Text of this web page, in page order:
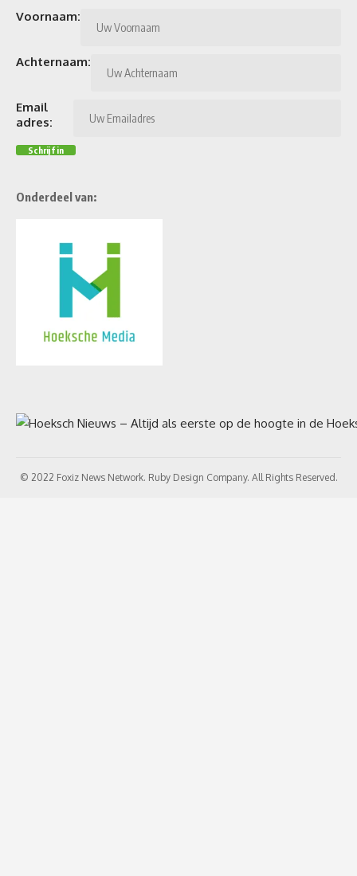
Voornaam:
Achternaam:
Email
adres:
Onderdeel van:
© 2022 Foxiz News Network. Ruby Design Company. All Rights Reserved.